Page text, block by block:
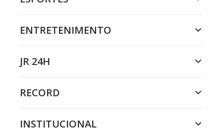
ENTRETENIMENTO
JR 24H
RECORD
INSTITUCIONAL